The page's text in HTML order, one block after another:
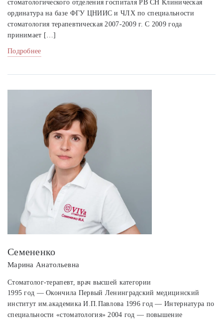
стоматологического отделения госпиталя РВ СН Клиническая
ординатура на базе ФГУ ЦНИИС и ЧЛХ по специальности
стоматология терапевтическая 2007-2009 г. C 2009 года
принимает […]
Подробнее
Семененко
Марина Анатольевна
Стоматолог-терапевт, врач высшей категории
1995 год — Окончила Первый Ленинградский медицинский
институт им.академика И.П.Павлова 1996 год — Интернатура по
специальности «стоматология» 2004 год — повышение